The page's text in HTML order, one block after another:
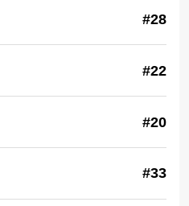
#28
#22
#20
#33